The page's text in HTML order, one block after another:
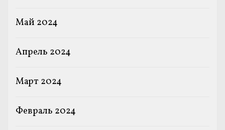
Май 2024
Апрель 2024
Март 2024
Февраль 2024